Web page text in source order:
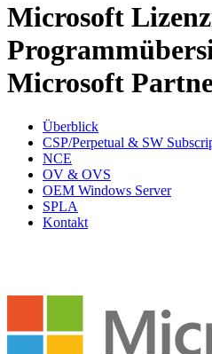
Microsoft
Microsoft
Überblick
CSP/Perpetual & SW
NCE
OV & OVS
OEM Windows Server
SPLA
Kontakt